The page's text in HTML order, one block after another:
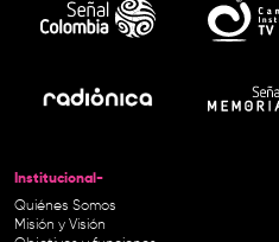
Institucional-
Quiénes Somos
Misión y Visión